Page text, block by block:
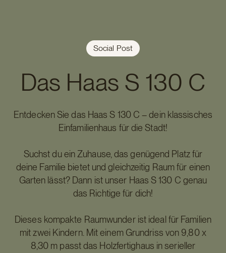
Social Post
Das Haas S 130 C
Entdecken Sie das Haas S 130 C – dein klassisches
Einfamilienhaus für die Stadt!
Suchst du ein Zuhause, das genügend Platz für
deine Familie bietet und gleichzeitig Raum für einen
Garten lässt? Dann ist unser Haas S 130 C genau
das Richtige für dich!
Dieses kompakte Raumwunder ist ideal für Familien
mit zwei Kindern. Mit einem Grundriss von 9,80 x
8,30 m passt das Holzfertighaus in serieller